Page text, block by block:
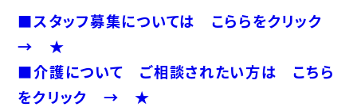
■スタッフ募集については こららをクリック
→ ★
■介護について ご相談されたい方は こちら
をクリック → ★